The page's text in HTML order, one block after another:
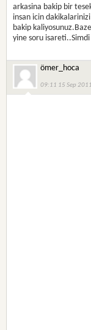
arkasina bakip bir
insan icin
bakip
yine soru
ömer_hoca
09:11 15 Sep 2011